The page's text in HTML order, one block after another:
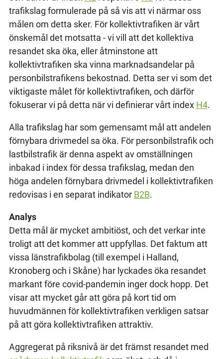
trafikslag formulerade på så vis att vi närmar oss
målen om detta sker. För kollektivtrafiken är vårt
önskemål det motsatta - vi vill att det kollektiva
resandet ska öka, eller åtminstone att
kollektivtrafiken ska vinna marknadsandelar på
personbilstrafikens bekostnad. Detta ser vi som det
viktigaste målet för kollektivtrafiken, och därför
fokuserar vi på detta när vi definierar vårt index H4.
Alla trafikslag har som gemensamt mål att andelen
förnybara drivmedel sa öka. För personbilstrafik och
lastbilstrafik är denna aspekt av omställningen
inbakad i index för dessa trafikslag, medan den
höga andelen förnybara drivmedel i kollektivtrafiken
redovisas i en separat indikator B2B.
Analys
Detta mål är mycket ambitiöst, och det verkar inte
troligt att det kommer att uppfyllas. Det faktum att
vissa länstrafikbolag (till exempel i Halland,
Kronoberg och i Skåne) har lyckades öka resandet
markant före covid-pandemin inger dock hopp. Det
visar att mycket går att göra på kort tid om
huvudmännen för kollektivtrafiken verkligen satsar
på att göra kollektivtrafiken attraktiv.
Aggregerat på riksnivå är det främst resandet med